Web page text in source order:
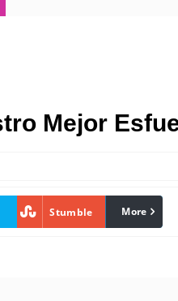
Mejor
Stumble linkedin
More